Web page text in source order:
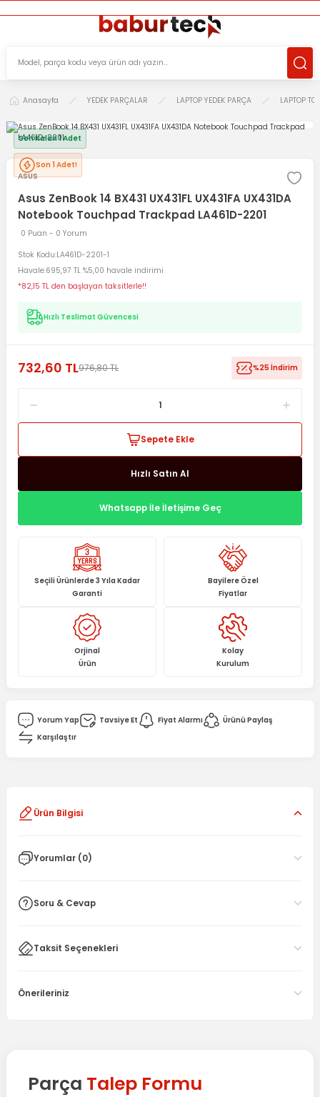
Anasayfa YEDEK PARÇALAR LAPTOP YEDEK PARÇA LAPTOP
Son Kalan 1 Adet
Son 1 Adet!
ASUS
Asus ZenBook 14 BX431 UX431FL UX431FA UX431DA
Notebook Touchpad Trackpad LA461D-2201
0 Puan - 0 Yorum
Stok Kodu LA461D-2201-1
Havale 695,97 TL %5,00 havale indirimi
*82,15 TL den başlayan taksitlerle!!
Hızlı Teslimat Güvencesi
732,60 TL976,80 TL %25 İndirim
Sepete Ekle
Hızlı Satın Al
Whatsapp İle İletişime Geç
Seçili Ürünlerde 3 Yıla Kadar
Garanti
Bayilere Özel
Fiyatlar
Orjinal
Ürün
Kolay
Kurulum
Yorum Yap Tavsiye Et Fiyat Alarmı
Ürünü Paylaş
Karşılaştır
Ürün Bilgisi
Yorumlar (0)
Soru & Cevap
Taksit Seçenekleri
Önerileriniz
Parça Talep Formu